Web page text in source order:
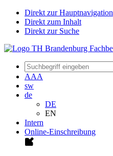
Direkt zur Hauptnavigation
Direkt zum Inhalt
Direkt zur Suche
AAA
sw
de
DE
EN
Intern
Online-Einschreibung